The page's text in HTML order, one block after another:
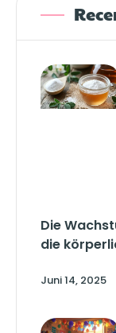
Die
die
Juni 14, 2025